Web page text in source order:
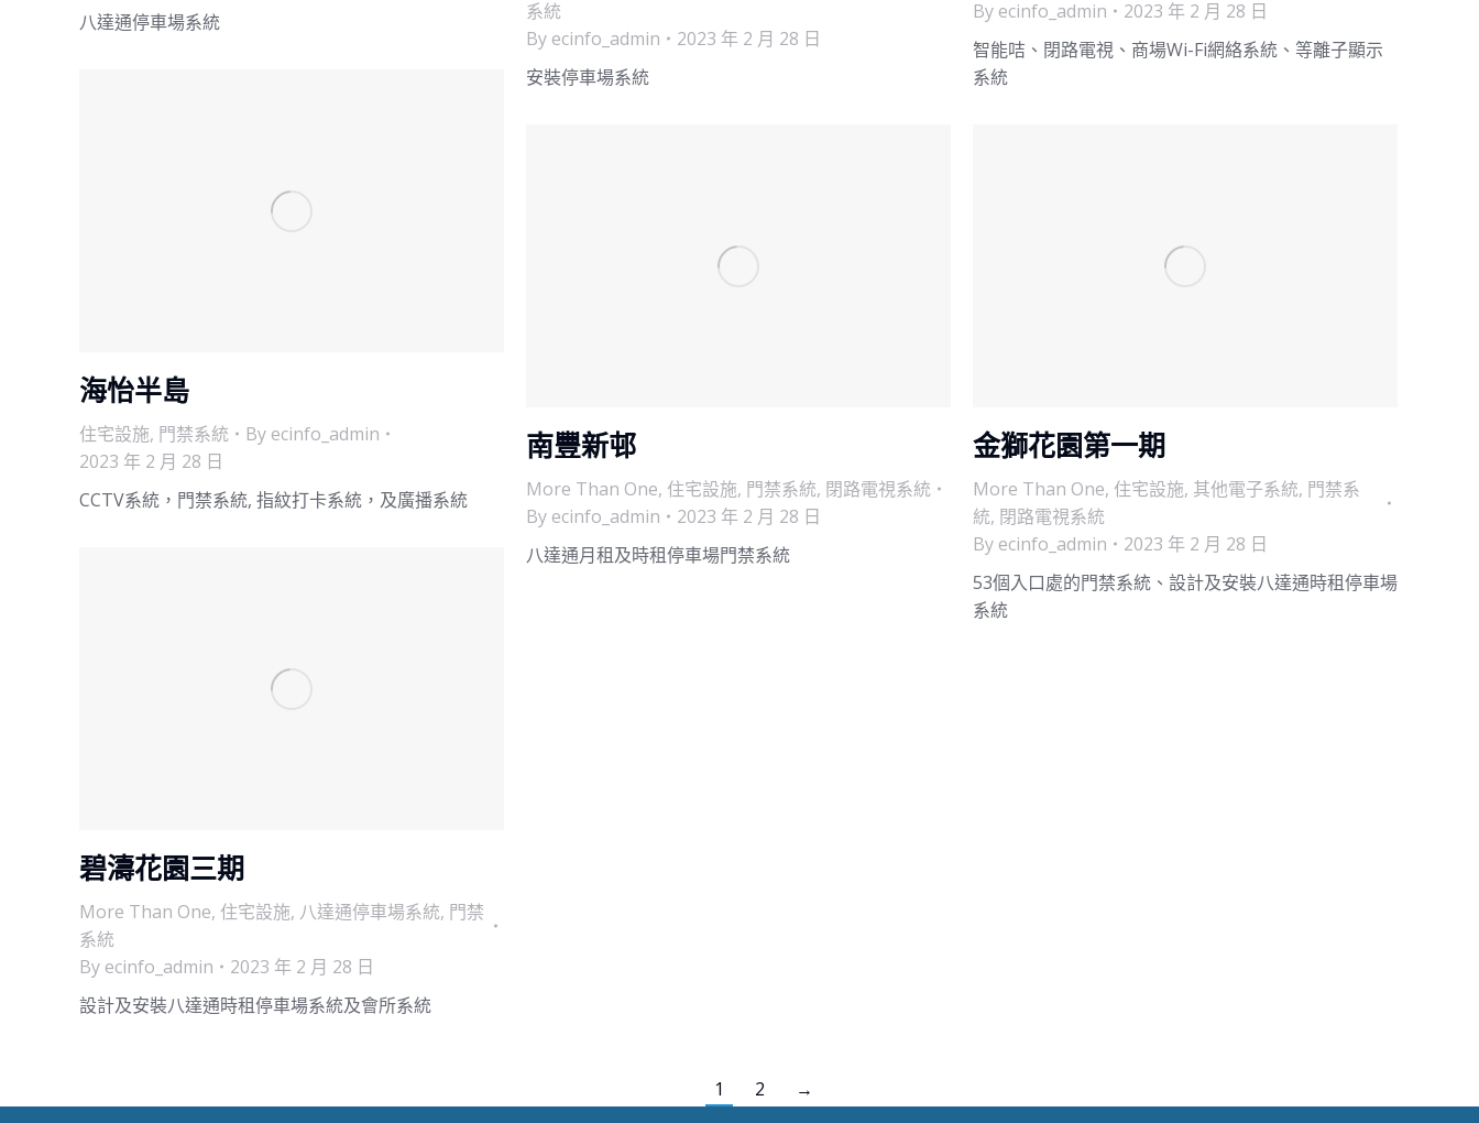
八達通停車場系統
By ecinfo_admin
2023 年 2 月 28 日
智能咭、閉路電視、商場Wi-Fi網絡系統、等離子顯示
系統
系統
By ecinfo_admin
2023 年 2 月 28 日
安裝停車場系統
海怡半島
住宅設施, 門禁系統 By ecinfo_admin
2023 年 2 月 28 日
CCTV系統，門禁系統, 指紋打卡系統，及廣播系統
南豐新邨
More Than One, 住宅設施, 門禁系統, 閉路電視系統
By ecinfo_admin
2023 年 2 月 28 日
八達通月租及時租停車場門禁系統
金獅花園第一期
More Than One, 住宅設施, 其他電子系統, 門禁系
統, 閉路電視系統
By ecinfo_admin
2023 年 2 月 28 日
53個入口處的門禁系統、設計及安裝八達通時租停車場
系統
碧濤花園三期
More Than One, 住宅設施, 八達通停車場系統, 門禁
系統
By ecinfo_admin
2023 年 2 月 28 日
設計及安裝八達通時租停車場系統及會所系統
1 2 →